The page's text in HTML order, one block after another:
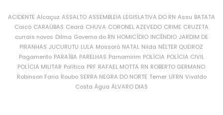
ACIDENTE Alcaçuz ASSALTO ASSEMBLEIA LEGISLATIVA DO RN Assu BATATA
Caicó CARAÚBAS Ceará CHUVA CORONEL AZEVEDO CRIME CRUZETA
currais novos Dilma Governo do RN HOMICÍDIO INCÊNDIO JARDIM DE
PIRANHAS JUCURUTU LULA Mossoró NATAL Nilda NÉLTER QUEIROZ
Pagamento PARAÍBA PARELHAS Parnamirim POLÍCIA POLÍCIA CIVIL
POLÍCIA MILITAR Política PRF RAFAEL MOTTA RN ROBERTO GERMANO
Robinson Faria Roubo SERRA NEGRA DO NORTE Temer UFRN Vivaldo
Costa Água ÁLVARO DIAS